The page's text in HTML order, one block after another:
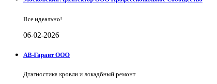
Все идеально!
06-02-2026
АВ-Гарант ООО
Дтагностика кровли и локадбный ремонт